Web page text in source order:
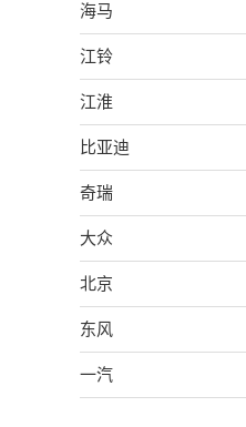
海马
江铃
江淮
比亚迪
奇瑞
大众
北京
东风
一汽